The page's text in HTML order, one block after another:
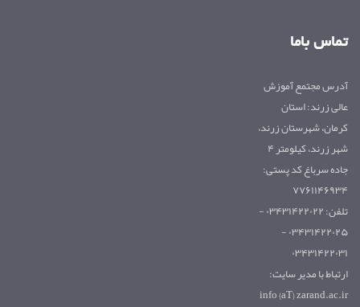
تماس باما
آدرس مجتمع آموزش
عالی زرند: استان
کرمان، شهرستان زرند،
شهر زرند، کیلومتر ۴
جاده سرباغ کد پستی:
۷۷۶۱۱۴۶۹۳۴
تلفن: ۰۳۴۳۱۴۲۲۰۲۲ -
۰۳۴۳۱۴۲۲۰۲۵ -
۰۳۴۳۱۴۲۲۰۳۱
ارتباط با مدیر سایت:
info {aT} zarand.ac.ir